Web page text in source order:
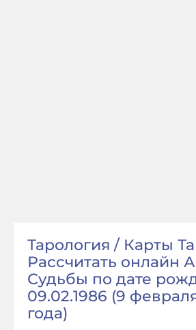
Тарология / Карты
Рассчитать онлайн
Судьбы по дате
09.02.1986 (9
года)